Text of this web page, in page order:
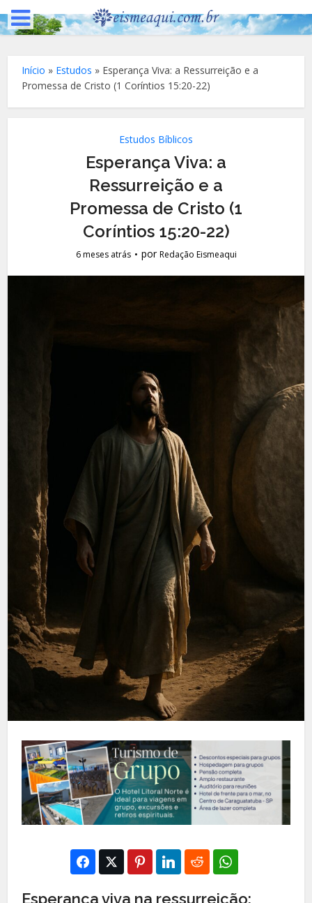
Início » Estudos » Esperança Viva: a Ressurreição e a
Promessa de Cristo (1 Coríntios 15:20-22)
Estudos Bíblicos
Esperança Viva: a
Ressurreição e a
Promessa de Cristo (1
Coríntios 15:20-22)
6 meses atrás porRedação Eismeaqui
Esperança viva na ressurreição: